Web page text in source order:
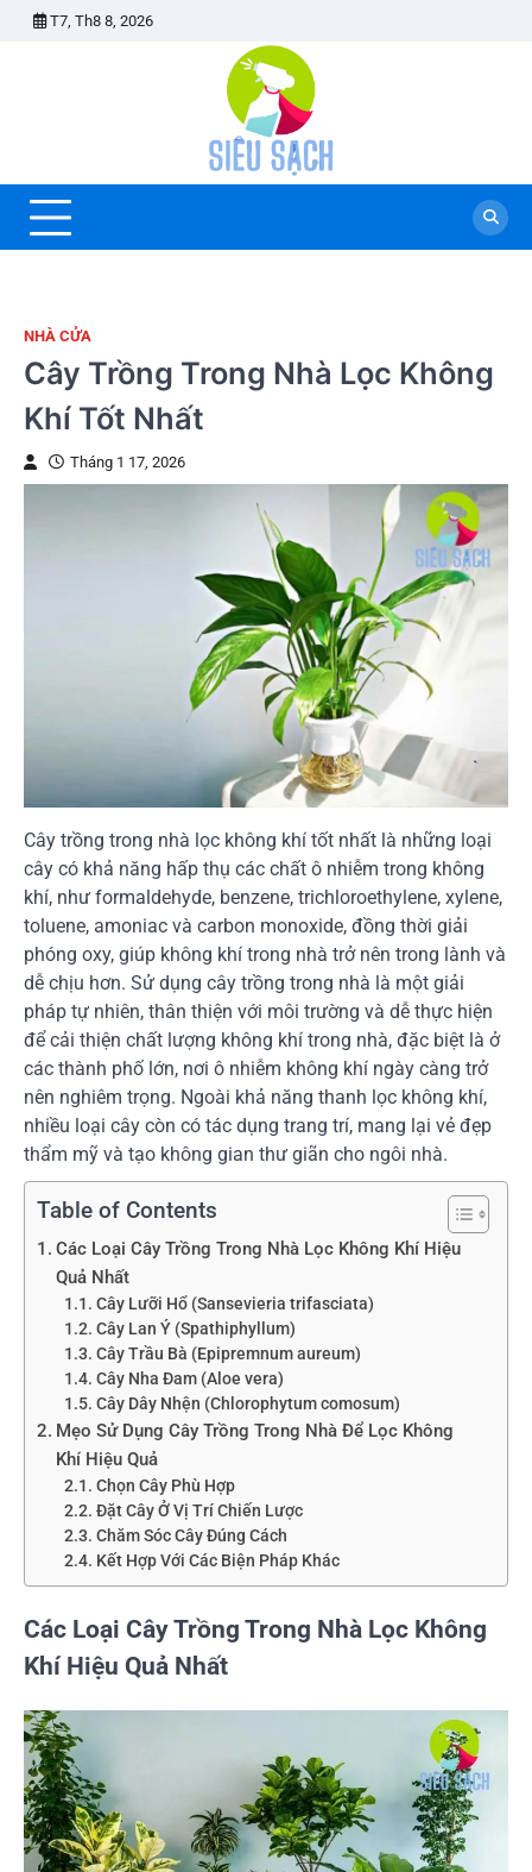
Skip
T7, Th8 8, 2026
NHÀ CỬA
Cây Trồng Trong Nhà Lọc Không
Khí Tốt Nhất
Tháng 1 17, 2026
Cây trồng trong nhà lọc không khí tốt nhất là những loại
cây có khả năng hấp thụ các chất ô nhiễm trong không
khí, như formaldehyde, benzene, trichloroethylene, xylene,
toluene, amoniac và carbon monoxide, đồng thời giải
phóng oxy, giúp không khí trong nhà trở nên trong lành và
dễ chịu hơn. Sử dụng cây trồng trong nhà là một giải
pháp tự nhiên, thân thiện với môi trường và dễ thực hiện
để cải thiện chất lượng không khí trong nhà, đặc biệt là ở
các thành phố lớn, nơi ô nhiễm không khí ngày càng trở
nên nghiêm trọng. Ngoài khả năng thanh lọc không khí,
nhiều loại cây còn có tác dụng trang trí, mang lại vẻ đẹp
thẩm mỹ và tạo không gian thư giãn cho ngôi nhà.
Table of Contents
Các Loại Cây Trồng Trong Nhà Lọc Không Khí Hiệu
Quả Nhất
Cây Lưỡi Hổ (Sansevieria trifasciata)
Cây Lan Ý (Spathiphyllum)
Cây Trầu Bà (Epipremnum aureum)
Cây Nha Đam (Aloe vera)
Cây Dây Nhện (Chlorophytum comosum)
Mẹo Sử Dụng Cây Trồng Trong Nhà Để Lọc Không
Khí Hiệu Quả
Chọn Cây Phù Hợp
Đặt Cây Ở Vị Trí Chiến Lược
Chăm Sóc Cây Đúng Cách
Kết Hợp Với Các Biện Pháp Khác
Các Loại Cây Trồng Trong Nhà Lọc Không
Khí Hiệu Quả Nhất